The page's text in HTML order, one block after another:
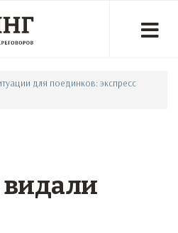
для поединков: экспресс
видали